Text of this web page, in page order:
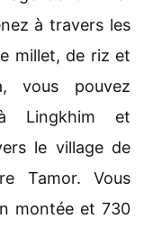
à travers les
millet, de riz et
vous pouvez
Lingkhim et
le village de
Tamor. Vous
montée et 730